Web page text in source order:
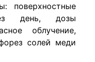
поверхностные
день, дозы
облучение,
солей меди